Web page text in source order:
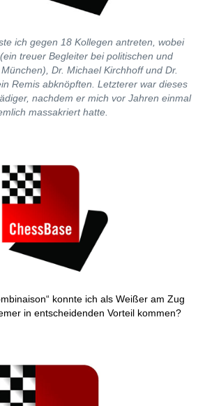
ich gegen 18 Kollegen antreten, wobei
treuer Begleiter bei politischen und
Dr. Michael Kirchhoff und Dr.
Remis abknöpften. Letzterer war dieses
nachdem er mich vor Jahren einmal
massakriert hatte.
konnte ich als Weißer am Zug
in entscheidenden Vorteil kommen?